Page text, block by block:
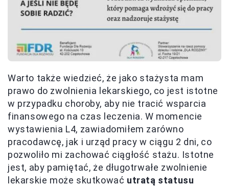
Warto także wiedzieć, że jako stażysta mam
prawo do zwolnienia lekarskiego, co jest istotne
w przypadku choroby, aby nie tracić wsparcia
finansowego na czas leczenia. W momencie
wystawienia L4, zawiadomiłem zarówno
pracodawcę, jak i urząd pracy w ciągu 2 dni, co
pozwoliło mi zachować ciągłość stażu. Istotne
jest, aby pamiętać, że długotrwałe zwolnienie
lekarskie może skutkować utratą statusu